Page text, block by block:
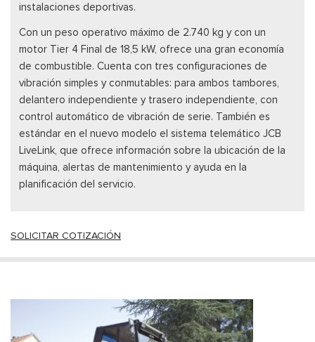
instalaciones deportivas.
Con un peso operativo máximo de 2.740 kg y con un
motor Tier 4 Final de 18,5 kW, ofrece una gran economía
de combustible. Cuenta con tres configuraciones de
vibración simples y conmutables: para ambos tambores,
delantero independiente y trasero independiente, con
control automático de vibración de serie. También es
estándar en el nuevo modelo el sistema telemático JCB
LiveLink, que ofrece información sobre la ubicación de la
máquina, alertas de mantenimiento y ayuda en la
planificación del servicio.
SOLICITAR COTIZACIÓN